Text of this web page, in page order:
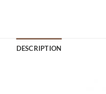
DESCRIPTION